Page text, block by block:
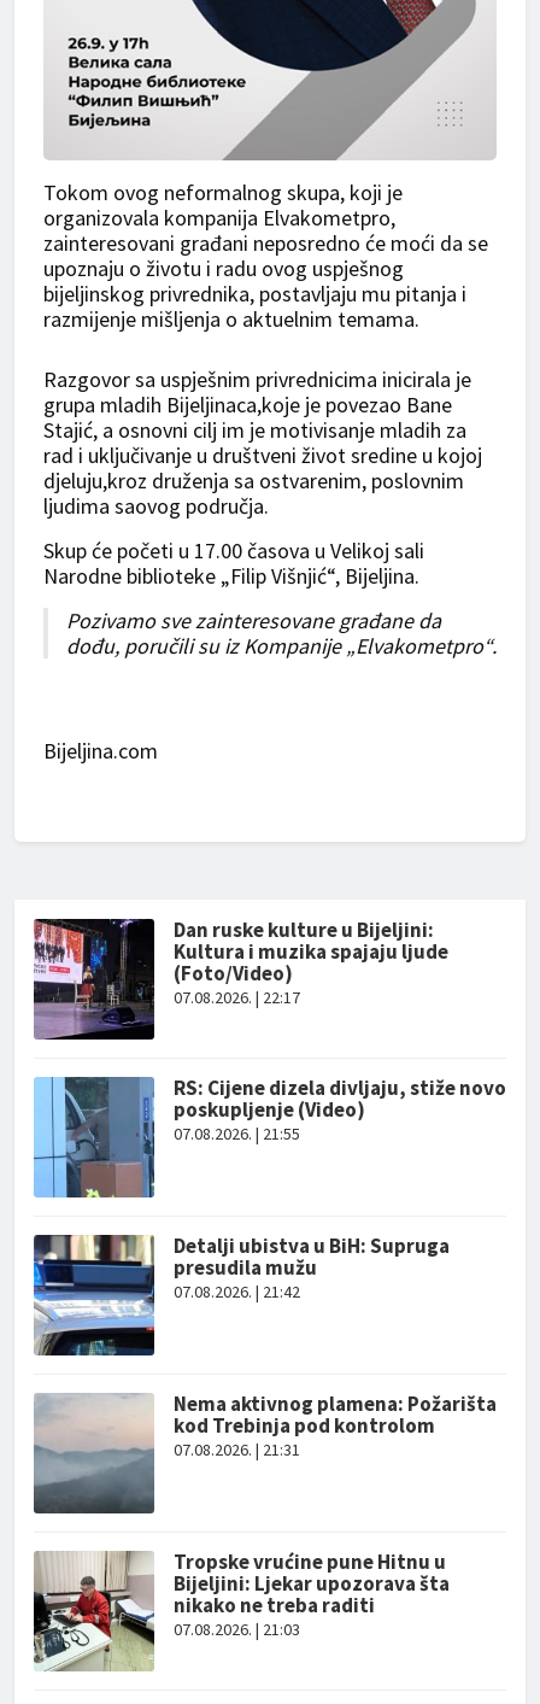
Tokom ovog neformalnog skupa, koji je
organizovala kompanija Elvakometpro,
zainteresovani građani neposredno će moći da se
upoznaju o životu i radu ovog uspješnog
bijeljinskog privrednika, postavljaju mu pitanja i
razmijenje mišljenja o aktuelnim temama.
Razgovor sa uspješnim privrednicima inicirala je
grupa mladih Bijeljinaca,koje je povezao Bane
Stajić, a osnovni cilj im je motivisanje mladih za
rad i uključivanje u društveni život sredine u kojoj
djeluju,kroz druženja sa ostvarenim, poslovnim
ljudima saovog područja.
Skup će početi u 17.00 časova u Velikoj sali
Narodne biblioteke „Filip Višnjić“, Bijeljina.
Pozivamo sve zainteresovane građane da
dođu, poručili su iz Kompanije „Elvakometpro“.
Bijeljina.com
Dan ruske kulture u Bijeljini:
Kultura i muzika spajaju ljude
(Foto/Video)
07.08.2026. | 22:17
RS: Cijene dizela divljaju, stiže novo
poskupljenje (Video)
07.08.2026. | 21:55
Detalji ubistva u BiH: Supruga
presudila mužu
07.08.2026. | 21:42
Nema aktivnog plamena: Požarišta
kod Trebinja pod kontrolom
07.08.2026. | 21:31
Tropske vrućine pune Hitnu u
Bijeljini: Ljekar upozorava šta
nikako ne treba raditi
07.08.2026. | 21:03